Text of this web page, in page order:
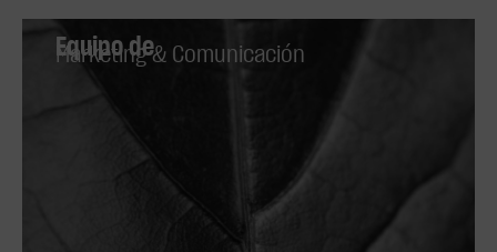
Equipo de
Marketing & Comunicación